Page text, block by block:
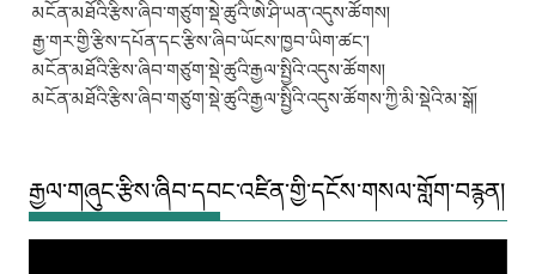
མངོན་མཐོའི་རྩིས་ཞིབ་གཙུག་སྡེ་ཚུའི་ཨེ་ཤི་ཡན་འདུས་ཚོགས།
རྒྱ་གར་གྱི་རྩིས་དཔོན་དང་རྩིས་ཞིབ་ཡོངས་ཁྱབ་ཡིག་ཚང་།
མངོན་མཐོའི་རྩིས་ཞིབ་གཙུག་སྡེ་ཚུའི་རྒྱལ་སྤྱིའི་འདུས་ཚོགས།
མངོན་མཐོའི་རྩིས་ཞིབ་གཙུག་སྡེ་ཚུའི་རྒྱལ་སྤྱིའི་འདུས་ཚོགས་ཀྱི་མི་སྡེའི་མ་སྒོ།
རྒྱལ་གཞུང་རྩིས་ཞིབ་དབང་འཛིན་གྱི་དངོས་གསལ་གློག་བརྙན།